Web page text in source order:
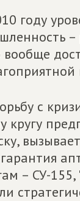
году
–
с
кругу
– СУ-155,